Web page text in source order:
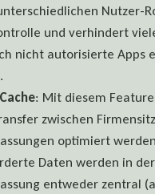
Nutzer-
und verhindert
nicht autorisierte Apps
: Mit diesem
zwischen
optimiert
Daten werden in der
entweder zentral